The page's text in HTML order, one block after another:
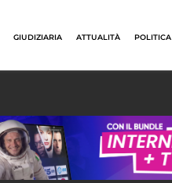
GIUDIZIARIA ATTUALITÀ POLITICA